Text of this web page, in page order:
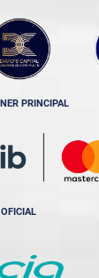
PRINCIPAL